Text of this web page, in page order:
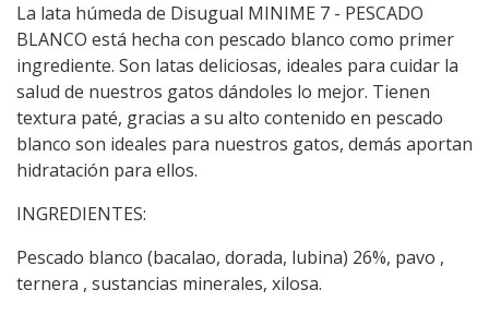
La lata húmeda de Disugual MINIME 7 - PESCADO
BLANCO está hecha con pescado blanco como primer
ingrediente. Son latas deliciosas, ideales para cuidar la
salud de nuestros gatos dándoles lo mejor. Tienen
textura paté, gracias a su alto contenido en pescado
blanco son ideales para nuestros gatos, demás aportan
hidratación para ellos.
INGREDIENTES:
Pescado blanco (bacalao, dorada, lubina) 26%, pavo ,
ternera , sustancias minerales, xilosa.